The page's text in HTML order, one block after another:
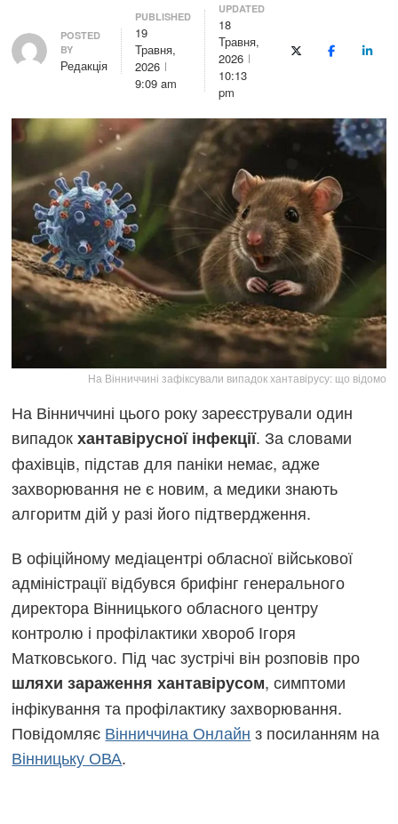
Author
POSTED
BY
Редакція
PUBLISHED
19
Травня,
2026
9:09 am
UPDATED
18
Травня,
2026
10:13
pm
X (Twitter)Facebook
На Вінниччині зафіксували випадок хантавірусу: що відомо
На Вінниччині цього року зареєстрували один
випадокхантавірусної інфекції. За словами
фахівців, підстав для паніки немає, адже
захворювання не є новим, а медики знають
алгоритм дій у разі його підтвердження.
В офіційному медіацентрі обласної військової
адміністрації відбувся брифінг генерального
директора Вінницького обласного центру
контролю і профілактики хвороб Ігоря
Матковського. Під час зустрічі він розповів про
шляхи зараження хантавірусом, симптоми
інфікування та профілактику захворювання.
Повідомляє Вінниччина Онлайн з посиланням на
Вінницьку ОВА.